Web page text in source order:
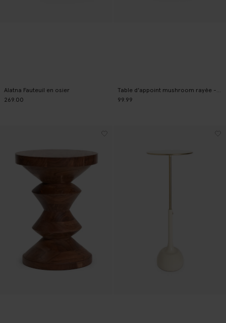
Alatna Fauteuil en osier
269.00
Table d'appoint mushroom rayée - terracotta
99.99